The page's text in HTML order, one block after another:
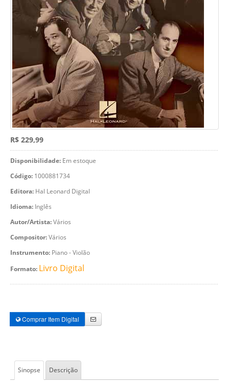
R$ 229,99
Disponibilidade: Em estoque
Código: 1000881734
Editora: Hal Leonard Digital
Idioma: Inglês
Autor/Artista:Vários
Compositor:Vários
Instrumento: Piano - Violão
Formato: Livro Digital
Comprar Item Digital
Sinopse Descrição